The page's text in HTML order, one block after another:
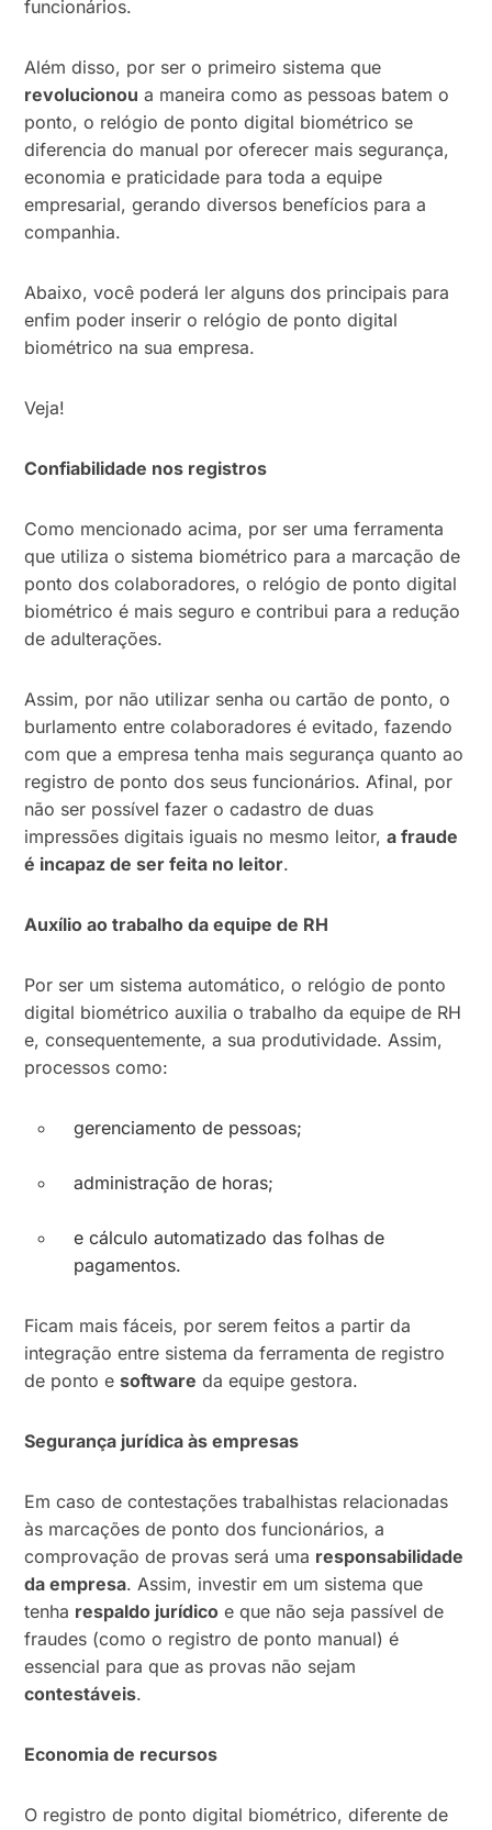
funcionários.
Além disso, por ser o primeiro sistema que
revolucionou a maneira como as pessoas batem o
ponto, o relógio de ponto digital biométrico se
diferencia do manual por oferecer mais segurança,
economia e praticidade para toda a equipe
empresarial, gerando diversos benefícios para a
companhia.
Abaixo, você poderá ler alguns dos principais para
enfim poder inserir o relógio de ponto digital
biométrico na sua empresa.
Veja!
Confiabilidade nos registros
Como mencionado acima, por ser uma ferramenta
que utiliza o sistema biométrico para a marcação de
ponto dos colaboradores, o relógio de ponto digital
biométrico é mais seguro e contribui para a redução
de adulterações.
Assim, por não utilizar senha ou cartão de ponto, o
burlamento entre colaboradores é evitado, fazendo
com que a empresa tenha mais segurança quanto ao
registro de ponto dos seus funcionários. Afinal, por
não ser possível fazer o cadastro de duas
impressões digitais iguais no mesmo leitor,a fraude
é incapaz de ser feita no leitor.
Auxílio ao trabalho da equipe de RH
Por ser um sistema automático, o relógio de ponto
digital biométrico auxilia o trabalho da equipe de RH
e, consequentemente, a sua produtividade. Assim,
processos como:
gerenciamento de pessoas;
administração de horas;
e cálculo automatizado das folhas de
pagamentos.
Ficam mais fáceis, por serem feitos a partir da
integração entre sistema da ferramenta de registro
de ponto esoftware da equipe gestora.
Segurança jurídica às empresas
Em caso de contestações trabalhistas relacionadas
às marcações de ponto dos funcionários, a
comprovação de provas será uma responsabilidade
da empresa. Assim, investir em um sistema que
tenha respaldo jurídico e que não seja passível de
fraudes (como o registro de ponto manual) é
essencial para que as provas não sejam
contestáveis.
Economia de recursos
O registro de ponto digital biométrico, diferente de